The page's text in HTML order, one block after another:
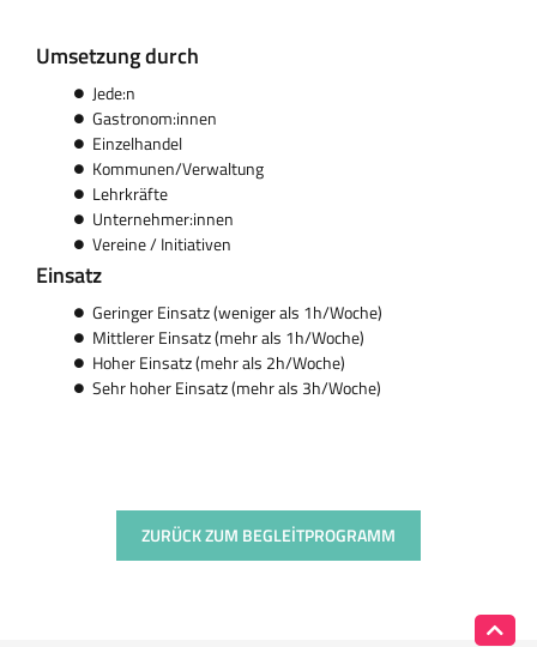
Umsetzung durch
Jede:n
Gastronom:innen
Einzelhandel
Kommunen/Verwaltung
Lehrkräfte
Unternehmer:innen
Vereine / Initiativen
Einsatz
Geringer Einsatz (weniger als 1h/Woche)
Mittlerer Einsatz (mehr als 1h/Woche)
Hoher Einsatz (mehr als 2h/Woche)
Sehr hoher Einsatz (mehr als 3h/Woche)
ZURÜCK ZUM BEGLEITPROGRAMM